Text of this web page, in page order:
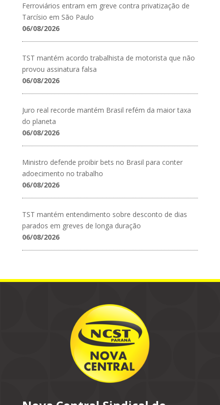
Ferroviários entram em greve contra privatização de
Tarcísio em São Paulo
06/08/2026
TST mantém acordo trabalhista de motorista que não
provou assinatura falsa
06/08/2026
Juro real recorde mantém Brasil refém da maior taxa
do planeta
06/08/2026
Ministro defende proibir bets no Brasil para conter
adoecimento no trabalho
06/08/2026
TST mantém entendimento sobre desconto de dias
parados em greves de longa duração
06/08/2026